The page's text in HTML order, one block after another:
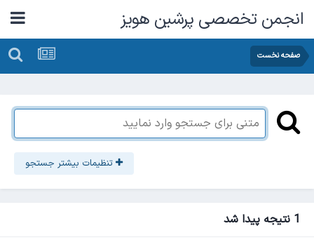
انجمن تخصصی پرشین هویز
صفحه نخست
تنظیمات بیشتر جستجو
1 نتیجه پیدا شد